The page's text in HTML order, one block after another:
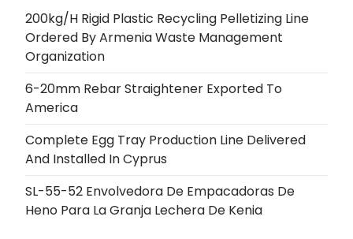
200kg/h Rigid Plastic Recycling Pelletizing Line
Ordered By Armenia Waste Management
Organization
6-20mm Rebar Straightener Exported To
America
Complete Egg Tray Production Line Delivered
And Installed In Cyprus
SL-55-52 Envolvedora De Empacadoras De
Heno Para La Granja Lechera De Kenia